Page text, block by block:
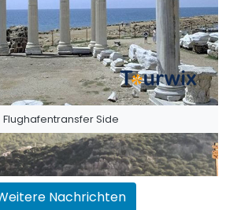
Flughafentransfer Side
Nachrichten